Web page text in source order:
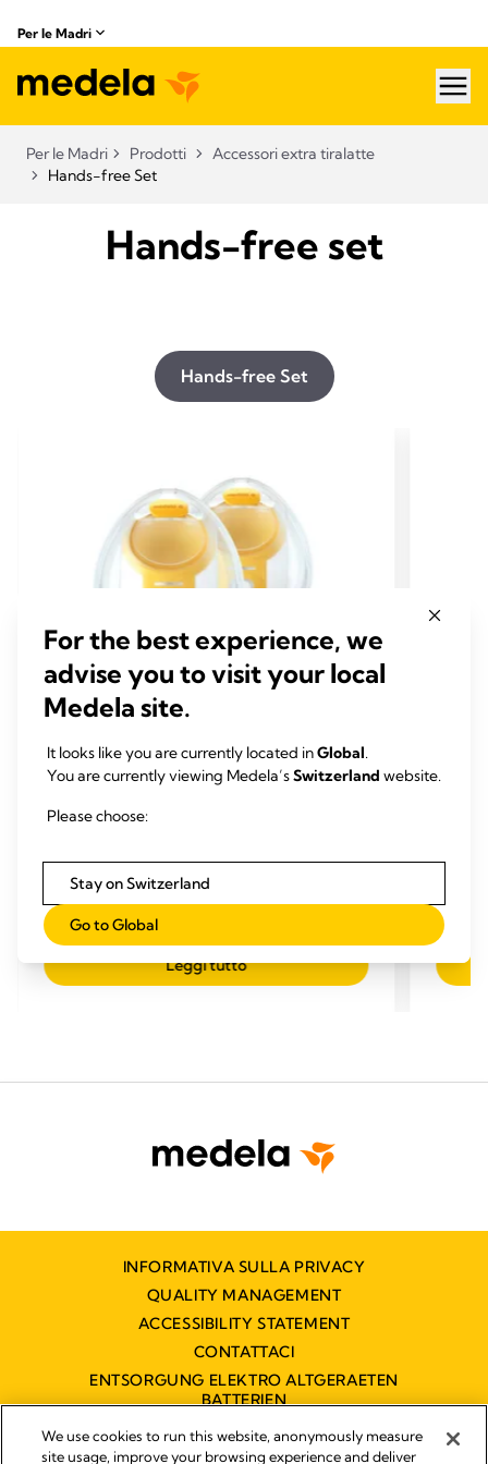
Per le Madri
Per le Madri Prodotti
Accessori extra tiralatte​
Hands-free Set
Hands-free set
Hands-free Set
HANDS-FREE SET
ACCESSORI EXTRA TIRALATTE​
Coppe raccoglilatte Hands-free
nostro primo set per tiralatte indossabile.
Progettate grazie a una ricerca approfondita,
con unaforma anatomicaper il massimo
comfort.
4.1
su
5
Leggi tutto
nostro
con
4.1
5
INFORMATIVA SULLA PRIVACY
QUALITY MANAGEMENT
ACCESSIBILITY STATEMENT
CONTATTACI
ENTSORGUNG ELEKTRO ALTGERAETEN
BATTERIEN
DICHIARAZIONE DI ACCESSIBILITÀ
For the best experience, we
advise you to visit your local
Medela site.
It looks like you are currently located inGlobal.
You are currently viewing Medela’sSwitzerland website.
Please choose:
Stay on Switzerland
Go to Global
We use cookies to run this website, anonymously measure
site usage, improve your browsing experience and deliver